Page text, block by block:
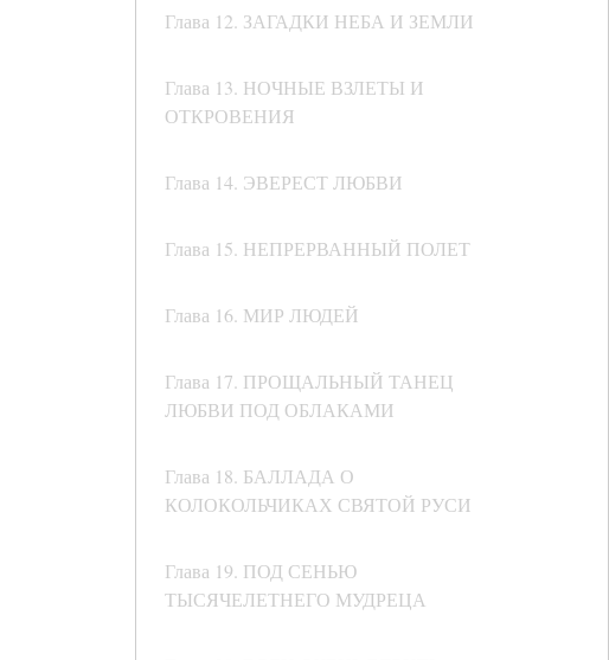
Глава 12. ЗАГАДКИ НЕБА И ЗЕМЛИ
Глава 13. НОЧНЫЕ ВЗЛЕТЫ И
ОТКРОВЕНИЯ
Глава 14. ЭВЕРЕСТ ЛЮБВИ
Глава 15. НЕПРЕРВАННЫЙ ПОЛЕТ
Глава 16. МИР ЛЮДЕЙ
Глава 17. ПРОЩАЛЬНЫЙ ТАНЕЦ
ЛЮБВИ ПОД ОБЛАКАМИ
Глава 18. БАЛЛАДА О
КОЛОКОЛЬЧИКАХ СВЯТОЙ РУСИ
Глава 19. ПОД СЕНЬЮ
ТЫСЯЧЕЛЕТНЕГО МУДРЕЦА